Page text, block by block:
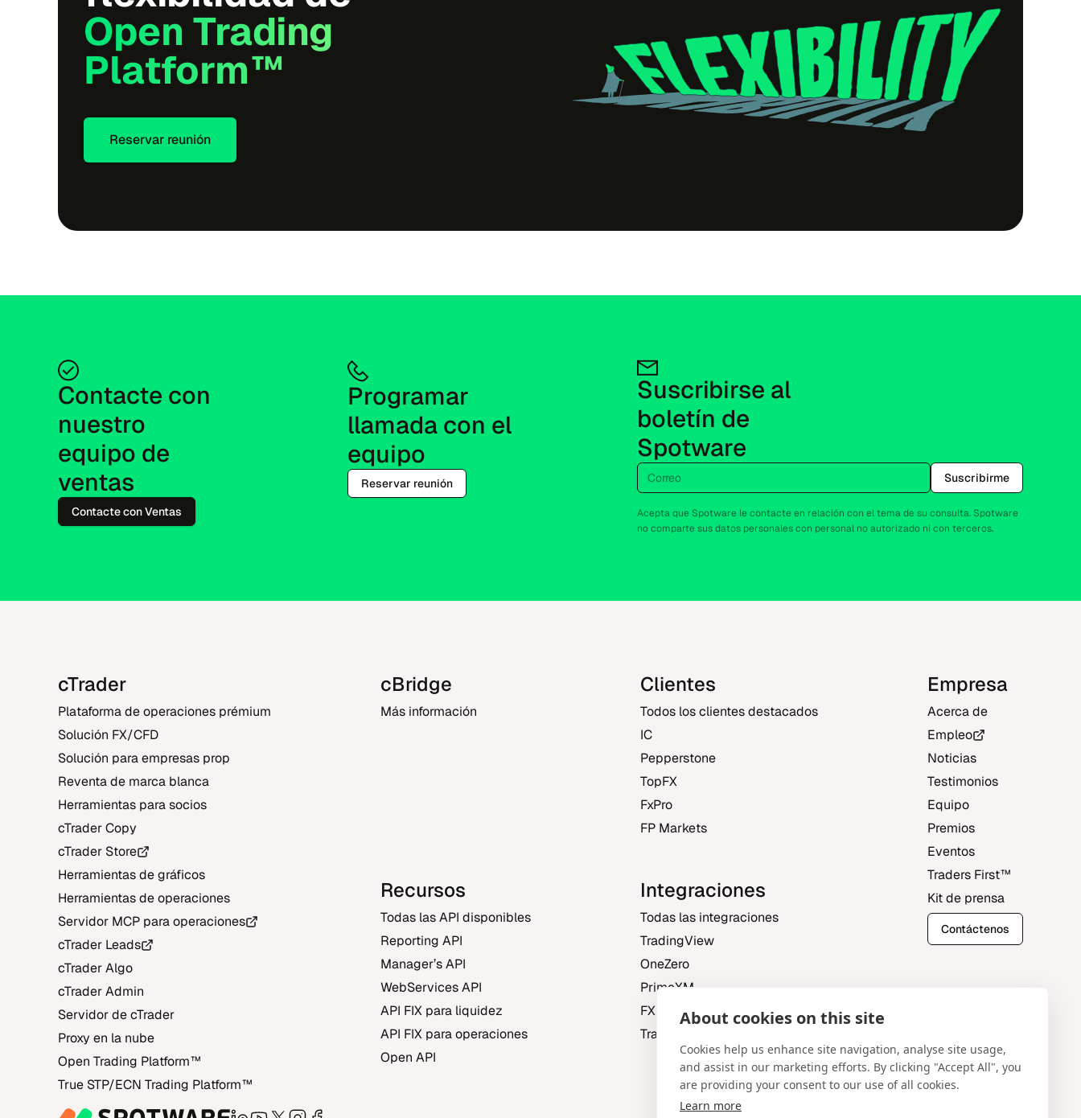
About cookies on this site
Cookies help us enhance site navigation, analyse site usage,
and assist in our marketing efforts. By clicking "Accept All", you
are providing your consent to our use of all cookies.
Learn more
Open Trading
Platform™
Reservar reunión
Contacte con
nuestro
equipo de
ventas
Contacte con Ventas
Programar
llamada con el
equipo
Reservar reunión
Suscribirse al
boletín de
Spotware
Correo
Suscribirme
Acepta que Spotware le contacte en relación con el tema de su consulta. Spotware
no comparte sus datos personales con personal no autorizado ni con terceros.
cTrader
Plataforma de operaciones prémium
Solución FX/CFD
Solución para empresas prop
Reventa de marca blanca
Herramientas para socios
cTrader Copy
cTrader Store
Herramientas de gráficos
Herramientas de operaciones
Servidor MCP para operaciones
cTrader Leads
cTrader Algo
cTrader Admin
Servidor de cTrader
Proxy en la nube
Open Trading Platform‎™‎
True STP/ECN Trading Platform‎™‎
cBridge
Más información
Recursos
Todas las API disponibles
Reporting API
Manager’s API
WebServices API
API FIX para liquidez
API FIX para operaciones
Open API
Clientes
Todos los clientes destacados
IC
Pepperstone
TopFX
FxPro
FP Markets
Integraciones
Todas las integraciones
TradingView
OneZero
PrimeXM
FXBO
Trading Central
Empresa
Acerca de
Empleo
Noticias
Testimonios
Equipo
Premios
Eventos
Traders First‎™‎
Kit de prensa
Contáctenos